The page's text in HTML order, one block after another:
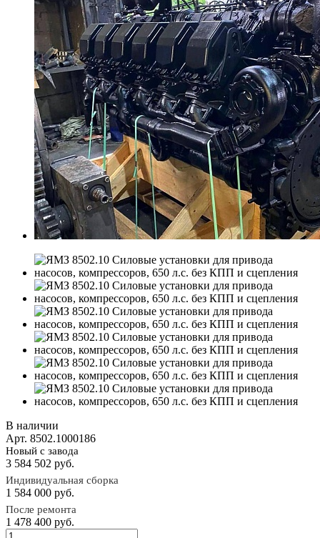
В наличии
Арт. 8502.1000186
Новый с завода
3 584 502 руб.
Индивидуальная сборка
1 584 000 руб.
После ремонта
1 478 400 руб.